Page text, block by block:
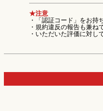
★注意
・「認証コード」をお持
・規約違反の報告も兼ね
・いただいた評価に対し